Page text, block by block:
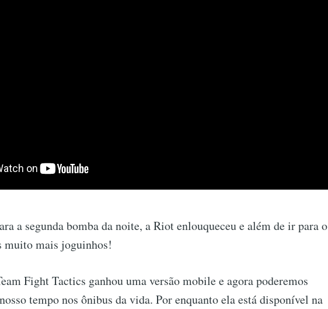
a segunda bomba da noite, a Riot enlouqueceu e além de ir para o
muito mais joguinhos!
Fight Tactics ganhou uma versão mobile e agora poderemos
tempo nos ônibus da vida. Por enquanto ela está disponível na